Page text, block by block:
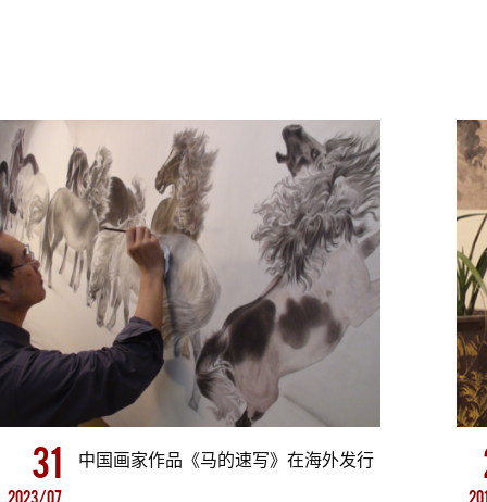
31
2023/07
中国画家作品《马的速写》在海外发行